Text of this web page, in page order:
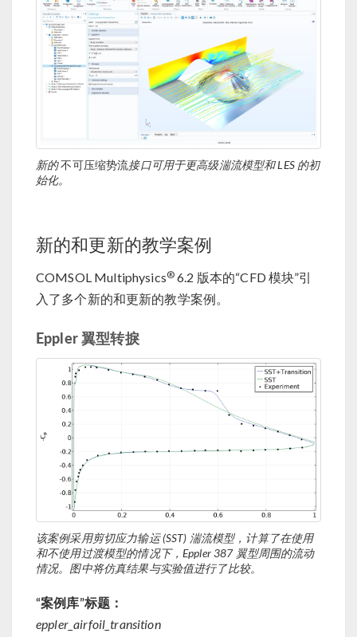
新的不可压缩势流接口可用于更高级湍流模型和 LES 的初
始化。
新的和更新的教学案例
COMSOL Multiphysics® 6.2 版本的“CFD 模块”引
入了多个新的和更新的教学案例。
Eppler 翼型转捩
该案例采用剪切应力输运 (SST) 湍流模型，计算了在使用
和不使用过渡模型的情况下，Eppler 387 翼型周围的流动
情况。图中将仿真结果与实验值进行了比较。
“案例库”标题：
eppler_airfoil_transition